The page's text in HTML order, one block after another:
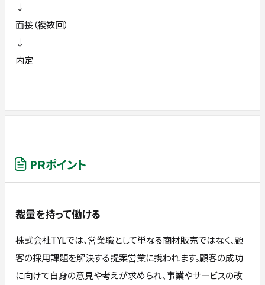
↓
面接（複数回）
↓
内定
PRポイント
裁量を持って働ける
株式会社TYLでは、営業職として単なる商材販売ではなく、顧
客の採用課題を解決する提案営業に携われます。顧客の成功
に向けて自身の意見や考えが求められ、事業やサービスの改